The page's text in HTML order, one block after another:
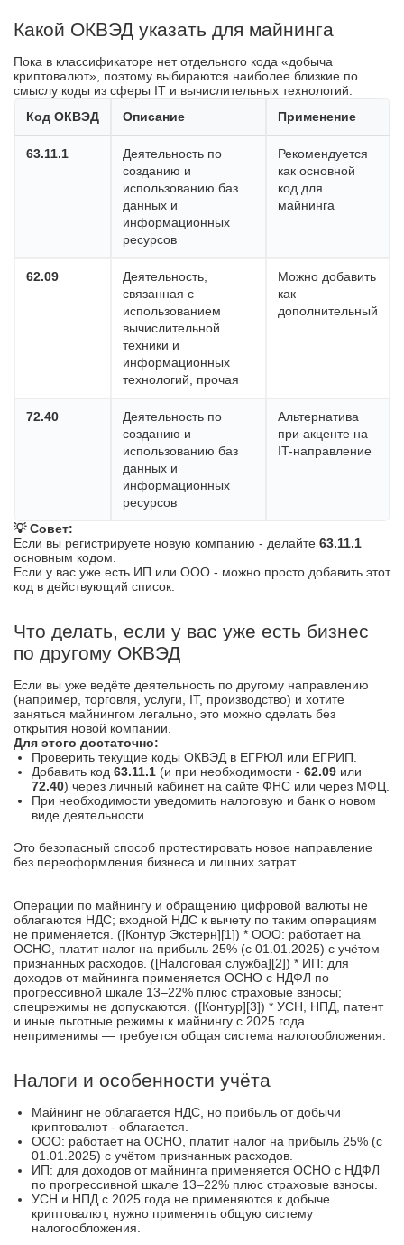
Какой ОКВЭД указать для майнинга
Пока в классификаторе нет отдельного кода «добыча
криптовалют», поэтому выбираются наиболее близкие по
смыслу коды из сферы IT и вычислительных технологий.
Код ОКВЭД
Описание Применение
63.11.1
Деятельность по
созданию и
использованию баз
данных и
информационных
ресурсов
Рекомендуется
как основной
код для
майнинга
62.09
Деятельность,
связанная с
использованием
вычислительной
техники и
информационных
технологий, прочая
Можно добавить
как
дополнительный
72.40
Деятельность по
созданию и
использованию баз
данных и
информационных
ресурсов
Альтернатива
при акценте на
IT-направление
💡 Совет:
Если вы регистрируете новую компанию - делайте 63.11.1
основным кодом.
Если у вас уже есть ИП или ООО - можно просто добавить этот
код в действующий список.
Что делать, если у вас уже есть бизнес
по другому ОКВЭД
Если вы уже ведёте деятельность по другому направлению
(например, торговля, услуги, IT, производство) и хотите
заняться майнингом легально, это можно сделать без
открытия новой компании.
Для этого достаточно:
Проверить текущие коды ОКВЭД в ЕГРЮЛ или ЕГРИП.
Добавить код 63.11.1 (и при необходимости - 62.09 или
72.40) через личный кабинет на сайте ФНС или через МФЦ.
При необходимости уведомить налоговую и банк о новом
виде деятельности.
Это безопасный способ протестировать новое направление
без переоформления бизнеса и лишних затрат.
Операции по майнингу и обращению цифровой валюты не
облагаются НДС; входной НДС к вычету по таким операциям
не применяется. ([Контур Экстерн][1]) * ООО: работает на
ОСНО, платит налог на прибыль 25% (с 01.01.2025) с учётом
признанных расходов. ([Налоговая служба][2]) * ИП: для
доходов от майнинга применяется ОСНО с НДФЛ по
прогрессивной шкале 13–22% плюс страховые взносы;
спецрежимы не допускаются. ([Контур][3]) * УСН, НПД, патент
и иные льготные режимы к майнингу с 2025 года
неприменимы — требуется общая система налогообложения.
Налоги и особенности учёта
Майнинг не облагается НДС, но прибыль от добычи
криптовалют - облагается.
ООО: работает на ОСНО, платит налог на прибыль 25% (с
01.01.2025) с учётом признанных расходов.
ИП: для доходов от майнинга применяется ОСНО с НДФЛ
по прогрессивной шкале 13–22% плюс страховые взносы.
УСН и НПД с 2025 года не применяются к добыче
криптовалют, нужно применять общую систему
налогообложения.